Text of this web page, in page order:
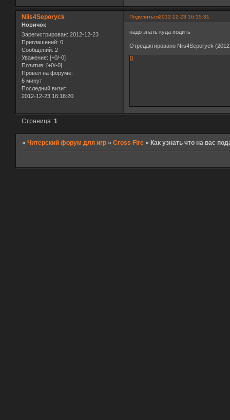
Поделиться2012-12-23 16:15:31
Niis4Seporyck
Новичок
Зарегистрирован: 2012-12-23
Приглашений: 0
Сообщений: 2
Уважение: [+0/-0]
Позитив: [+0/-0]
Провел на форуме:
6 минут
Последний визит:
2012-12-23 16:18:20
надо знать куда ходить
Отредактировано Niis4Seporyck
0
Страница:1
»Читерский форум для игр »Cross Fire » Как узнать что на вас